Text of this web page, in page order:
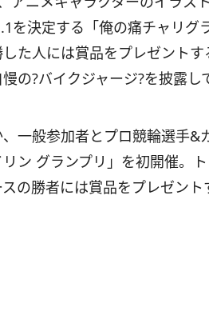
を決定する「俺の痛チャリグ
た人には賞品をプレゼント
の?バイクジャージ?を披露し
一般参加者とプロ競輪選手
ン グランプリ」を初開催。
の勝者には賞品をプレゼント